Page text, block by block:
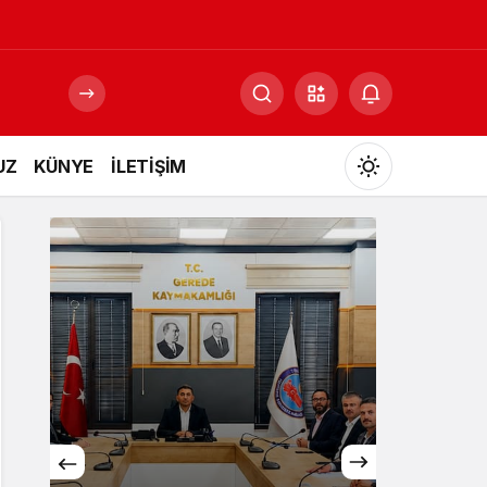
KÜNYE İLETİŞİM
Mod
değiştir
Gündüz Modu
Gündüz modunu seçin.
Gece Modu
Gece modunu seçin.